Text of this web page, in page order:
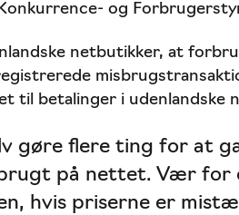
og
netbutikker, at
til betalinger i udenlandske
gøre flere ting for at
på nettet. Vær for
hvis priserne er